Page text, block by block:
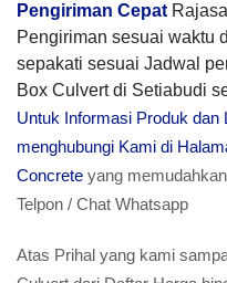
Pengiriman Cepat
Pengiriman sesuai waktu
sepakati sesuai Jadwal
Box Culvert di Setiabudi
Untuk Informasi Produk dan
menghubungi Kami di
Concrete yang
Telpon / Chat Whatsapp
Atas Prihal yang kami